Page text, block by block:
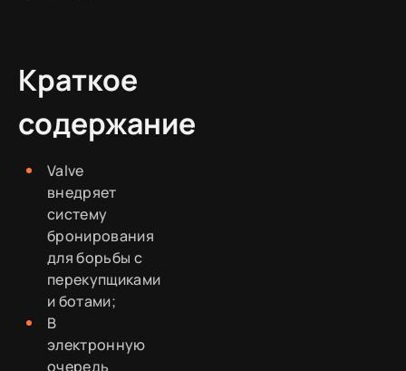
Краткое
содержание
Valve
внедряет
систему
бронирования
для борьбы с
перекупщиками
и ботами;
В
электронную
очередь